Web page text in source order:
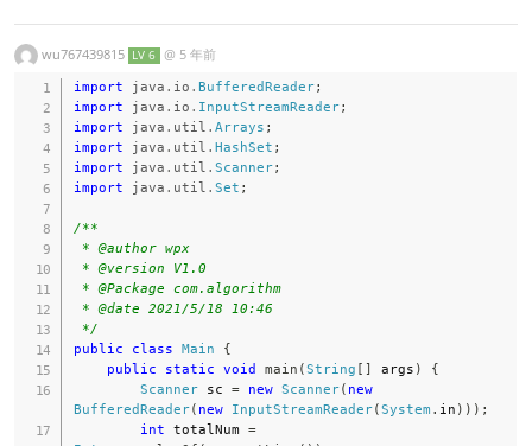
wu767439815 LV 6 @ 5 年前
import java . io . BufferedReader;
import
java . io . InputStreamReader;
import
java . util . Arrays ;
import
java . util . HashSet ;
import
java . util . Scanner;
import
java . util . Set ;
/**
*/
public
class Main
{
public
static void main (String [ ] args )
{
Scanner sc = new Scanner( new
BufferedReader( new InputStreamReader(System . in ) ) ) ;
int totalNum =